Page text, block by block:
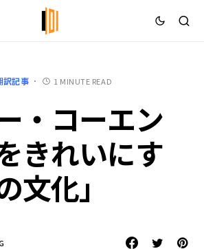
訳記事 1 MINUTE READ
・コーエン
きれいにす
文化」